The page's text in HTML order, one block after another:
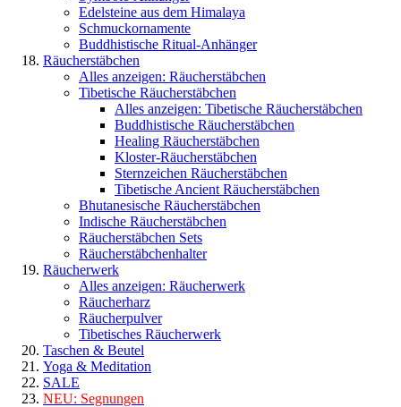
Edelsteine aus dem Himalaya
Schmuckornamente
Buddhistische Ritual-Anhänger
Räucherstäbchen
Alles anzeigen: Räucherstäbchen
Tibetische Räucherstäbchen
Alles anzeigen: Tibetische Räucherstäbchen
Buddhistische Räucherstäbchen
Healing Räucherstäbchen
Kloster-Räucherstäbchen
Sternzeichen Räucherstäbchen
Tibetische Ancient Räucherstäbchen
Bhutanesische Räucherstäbchen
Indische Räucherstäbchen
Räucherstäbchen Sets
Räucherstäbchenhalter
Räucherwerk
Alles anzeigen: Räucherwerk
Räucherharz
Räucherpulver
Tibetisches Räucherwerk
Taschen & Beutel
Yoga & Meditation
SALE
NEU: Segnungen